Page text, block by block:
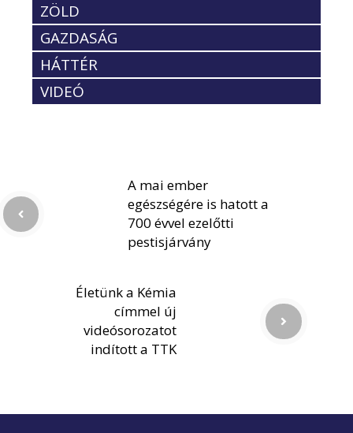
ZÖLD
GAZDASÁG
HÁTTÉR
VIDEÓ
A mai ember
egészségére is hatott a
700 évvel ezelőtti
pestisjárvány
Életünk a Kémia
címmel új
videósorozatot
indított a TTK